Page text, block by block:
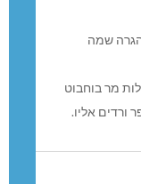
שמה
מר בוחבוט
אליו.